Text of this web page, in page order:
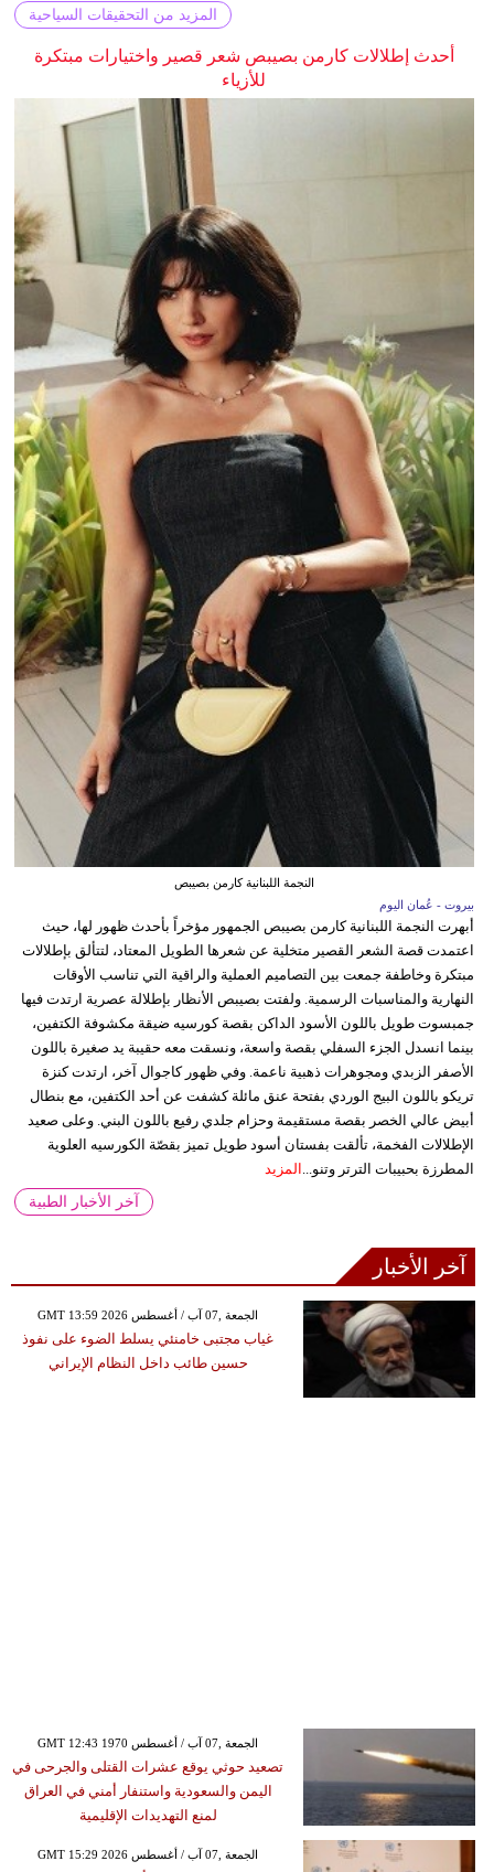
المزيد من التحقيقات السياحية
أحدث إطلالات كارمن بصيبص شعر قصير واختيارات مبتكرة
للأزياء
النجمة اللبنانية كارمن بصيبص
بيروت - عُمان اليوم
أبهرت النجمة اللبنانية كارمن بصيبص الجمهور مؤخراً بأحدث ظهور لها، حيث
اعتمدت قصة الشعر القصير متخلية عن شعرها الطويل المعتاد، لتتألق بإطلالات
مبتكرة وخاطفة جمعت بين التصاميم العملية والراقية التي تناسب الأوقات
النهارية والمناسبات الرسمية. ولفتت بصيبص الأنظار بإطلالة عصرية ارتدت فيها
جمبسوت طويل باللون الأسود الداكن بقصة كورسيه ضيقة مكشوفة الكتفين،
بينما انسدل الجزء السفلي بقصة واسعة، ونسقت معه حقيبة يد صغيرة باللون
الأصفر الزبدي ومجوهرات ذهبية ناعمة. وفي ظهور كاجوال آخر، ارتدت كنزة
تريكو باللون البيج الوردي بفتحة عنق مائلة كشفت عن أحد الكتفين، مع بنطال
أبيض عالي الخصر بقصة مستقيمة وحزام جلدي رفيع باللون البني. وعلى صعيد
الإطلالات الفخمة، تألقت بفستان أسود طويل تميز بقصّة الكورسيه العلوية
المطرزة بحبيبات الترتر وتنو... المزيد
آخر الأخبار الطبية
آخر الأخبار
GMT 13:59 2026 الجمعة ,07 آب / أغسطس
غياب مجتبى خامنئي يسلط الضوء على نفوذ
حسين طائب داخل النظام الإيراني
GMT 12:43 1970 الجمعة ,07 آب / أغسطس
تصعيد حوثي يوقع عشرات القتلى والجرحى في
اليمن والسعودية واستنفار أمني في العراق
لمنع التهديدات الإقليمية
GMT 15:29 2026 الجمعة ,07 آب / أغسطس